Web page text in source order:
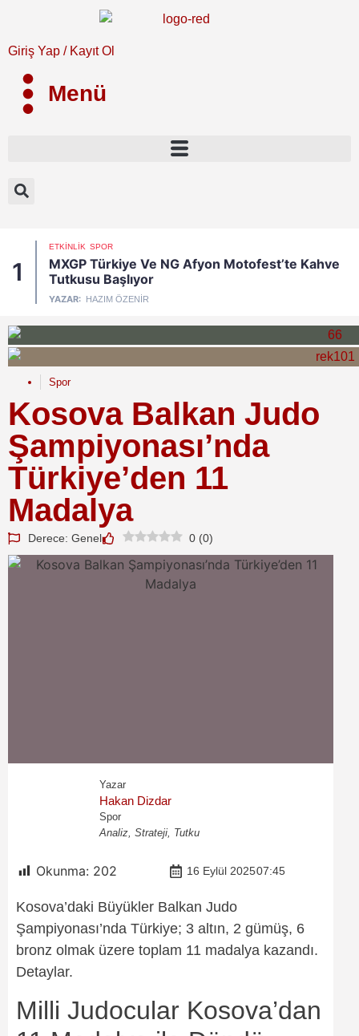
Giriş Yap / Kayıt Ol
Menü
1
ETKINLIK SPOR
MXGP Türkiye Ve NG Afyon Motofest’te Kahve
Tutkusu Başlıyor
YAZAR: HAZIM ÖZENIR
Spor
Kosova Balkan Judo
Şampiyonası’nda
Türkiye’den 11
Madalya
Derece: Genel 0 (0)
Yazar
Hakan Dizdar
Spor
Analiz, Strateji, Tutku
Okunma: 202 16 Eylül 202507:45
Kosova’daki Büyükler Balkan Judo
Şampiyonası’nda Türkiye; 3 altın, 2 gümüş, 6
bronz olmak üzere toplam 11 madalya kazandı.
Detaylar.
Milli Judocular Kosova’dan